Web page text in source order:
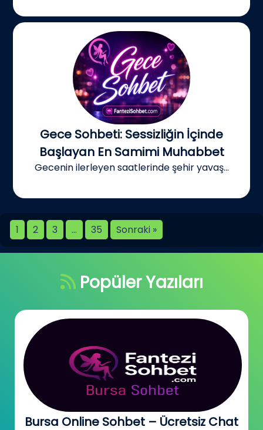
Gece Sohbeti: Sessizliğin İçinde
Başlayan En Samimi Muhabbet
Gecenin ilerleyen saatlerinde şehir yavaş...
1 2 3 … 35 Sonraki »
Popüler Yazıları
Bursa Online Sohbet – Ücretsiz Chat